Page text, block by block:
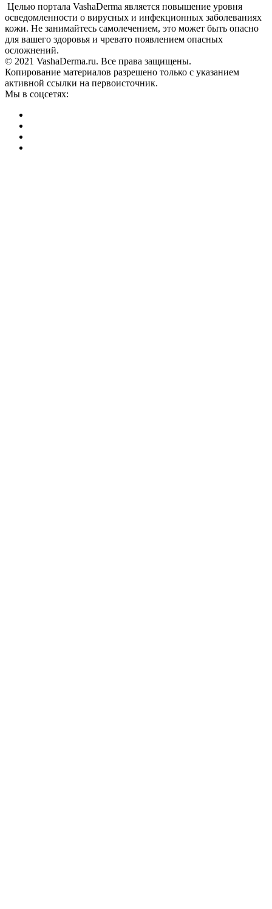
Целью портала VashaDerma является повышение уровня
осведомленности о вирусных и инфекционных заболеваниях
кожи. Не занимайтесь самолечением, это может быть опасно
для вашего здоровья и чревато появлением опасных
осложнений.
© 2021 VashaDerma.ru. Все права защищены.
Копирование материалов разрешено только с указанием
активной ссылки на первоисточник.
Мы в соцсетях: